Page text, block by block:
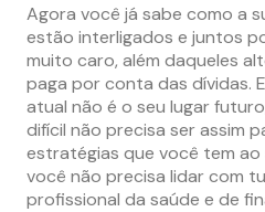
Agora você já sabe como a
estão interligados e juntos
muito caro, além daqueles
paga por conta das dívidas.
atual não é o seu lugar
difícil não precisa ser assim
estratégias que você tem ao
você não precisa lidar com
profissional da saúde e de